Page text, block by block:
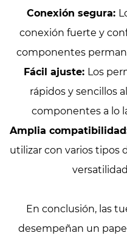
Conexión segura:
conexión fuerte y
componentes
Fácil ajuste: Los
rápidos y sencillos
componentes a lo
Amplia
utilizar con varios tipos
En conclusión, las
desempeñan un